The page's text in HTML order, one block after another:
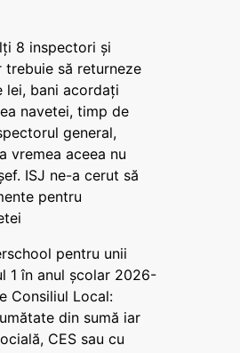
8 inspectori și
trebuie să returneze
lei, bani acordați
navetei, timp de
general,
vremea aceea nu
ISJ ne-a cerut să
pentru
pentru unii
1 în anul școlar 2026-
Consiliul Local:
din sumă iar
CES sau cu